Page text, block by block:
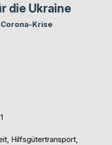
die Ukraine
Krise
Hilfsgütertransport,